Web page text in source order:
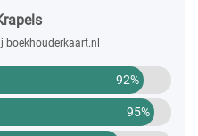
boekhouderkaart.nl
92%
95%